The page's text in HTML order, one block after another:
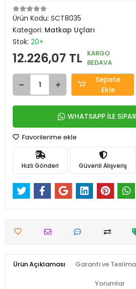
Ürün Kodu: SCT8035
Kategori: Matkap Uçları
Stok: 20+
12.226,07 TL KARGO
BEDAVA
Sepete
Ekle
WHATSAPP İLE
Favorilerime ekle
Hızlı Gönderi Güvenli Alışveriş
Ürün Açıklaması Garanti ve
Yorumlar